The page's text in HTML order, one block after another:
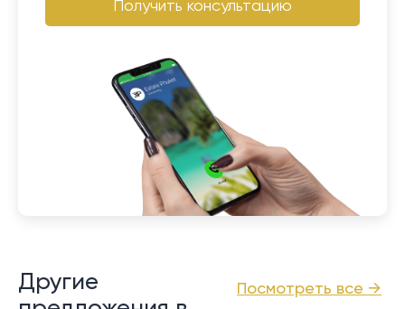
Получить консультацию
Посмотреть все →
Другие